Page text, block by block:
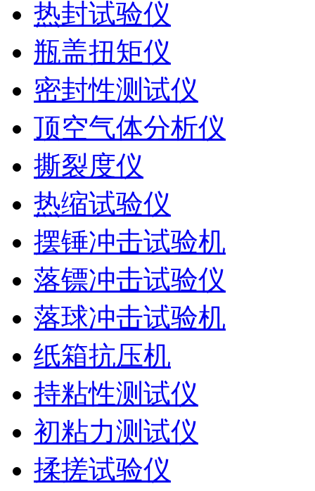
热封试验仪
瓶盖扭矩仪
密封性测试仪
顶空气体分析仪
撕裂度仪
热缩试验仪
摆锤冲击试验机
落镖冲击试验仪
落球冲击试验机
纸箱抗压机
持粘性测试仪
初粘力测试仪
揉搓试验仪